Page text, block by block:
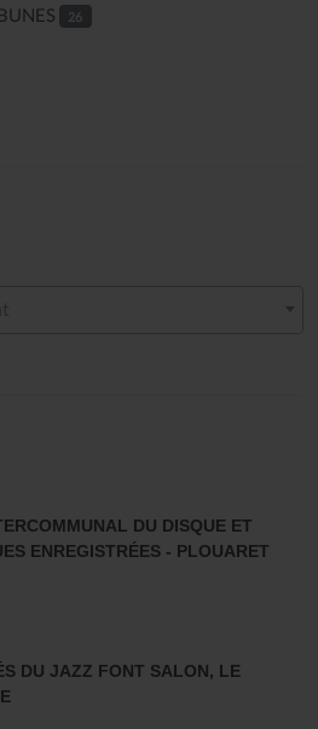
26
DU DISQUE ET
ENREGISTRÉES - PLOUARET
DU JAZZ FONT SALON, LE